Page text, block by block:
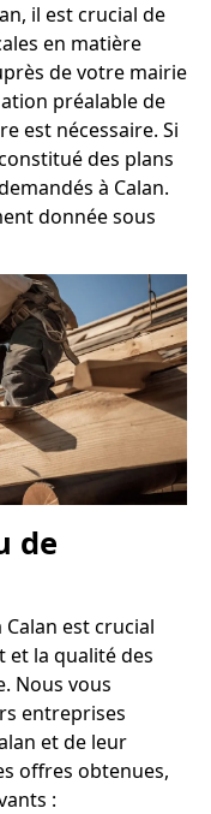
il est crucial de
en matière
de votre mairie
préalable de
est nécessaire. Si
des plans
à Calan.
donnée sous
de
est crucial
la qualité des
Nous vous
entreprises
et de leur
offres obtenues,
: